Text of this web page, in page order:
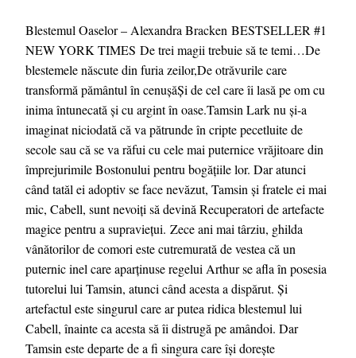
Blestemul Oaselor – Alexandra Bracken BESTSELLER #1
NEW YORK TIMES De trei magii trebuie să te temi…De
blestemele născute din furia zeilor,De otrăvurile care
transformă pământul în cenușăȘi de cel care îi lasă pe om cu
inima întunecată și cu argint în oase.Tamsin Lark nu și-a
imaginat niciodată că va pătrunde în cripte pecetluite de
secole sau că se va răfui cu cele mai puternice vrăjitoare din
împrejurimile Bostonului pentru bogățiile lor. Dar atunci
când tatăl ei adoptiv se face nevăzut, Tamsin și fratele ei mai
mic, Cabell, sunt nevoiți să devină Recuperatori de artefacte
magice pentru a supraviețui. Zece ani mai târziu, ghilda
vânătorilor de comori este cutremurată de vestea că un
puternic inel care aparținuse regelui Arthur se afla în posesia
tutorelui lui Tamsin, atunci când acesta a dispărut. Și
artefactul este singurul care ar putea ridica blestemul lui
Cabell, înainte ca acesta să îi distrugă pe amândoi. Dar
Tamsin este departe de a fi singura care își dorește